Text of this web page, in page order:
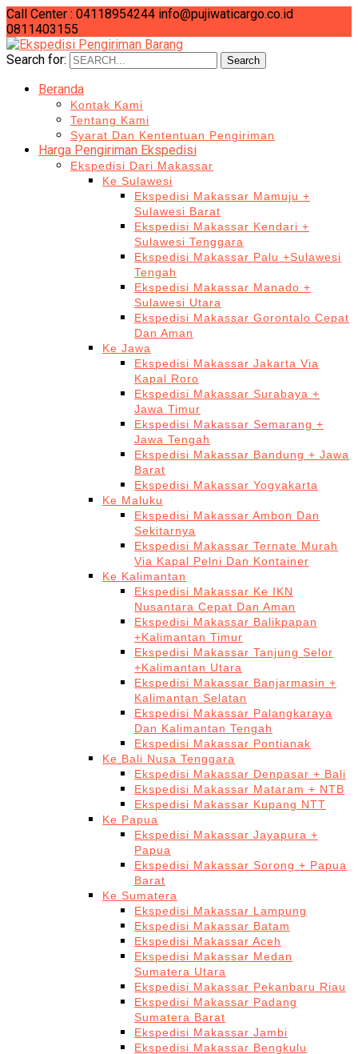
Call Center : 04118954244 info@pujiwaticargo.co.id
0811403155
Search for:
Search
Beranda
Kontak Kami
Tentang Kami
Syarat Dan Kententuan Pengiriman
Harga Pengiriman Ekspedisi
Ekspedisi Dari Makassar
Ke Sulawesi
Ekspedisi Makassar Mamuju +
Sulawesi Barat
Ekspedisi Makassar Kendari +
Sulawesi Tenggara
Ekspedisi Makassar Palu +Sulawesi
Tengah
Ekspedisi Makassar Manado +
Sulawesi Utara
Ekspedisi Makassar Gorontalo Cepat
Dan Aman
Ke Jawa
Ekspedisi Makassar Jakarta Via
Kapal Roro
Ekspedisi Makassar Surabaya +
Jawa Timur
Ekspedisi Makassar Semarang +
Jawa Tengah
Ekspedisi Makassar Bandung + Jawa
Barat
Ekspedisi Makassar Yogyakarta
Ke Maluku
Ekspedisi Makassar Ambon Dan
Sekitarnya
Ekspedisi Makassar Ternate Murah
Via Kapal Pelni Dan Kontainer
Ke Kalimantan
Ekspedisi Makassar Ke IKN
Nusantara Cepat Dan Aman
Ekspedisi Makassar Balikpapan
+Kalimantan Timur
Ekspedisi Makassar Tanjung Selor
+Kalimantan Utara
Ekspedisi Makassar Banjarmasin +
Kalimantan Selatan
Ekspedisi Makassar Palangkaraya
Dan Kalimantan Tengah
Ekspedisi Makassar Pontianak
Ke Bali Nusa Tenggara
Ekspedisi Makassar Denpasar + Bali
Ekspedisi Makassar Mataram + NTB
Ekspedisi Makassar Kupang NTT
Ke Papua
Ekspedisi Makassar Jayapura +
Papua
Ekspedisi Makassar Sorong + Papua
Barat
Ke Sumatera
Ekspedisi Makassar Lampung
Ekspedisi Makassar Batam
Ekspedisi Makassar Aceh
Ekspedisi Makassar Medan
Sumatera Utara
Ekspedisi Makassar Pekanbaru Riau
Ekspedisi Makassar Padang
Sumatera Barat
Ekspedisi Makassar Jambi
Ekspedisi Makassar Bengkulu